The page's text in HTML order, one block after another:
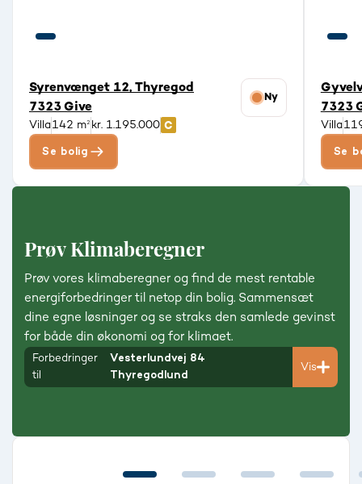
Syrenvænget 12, Thyregod
7323 Give
Ny
Villa142 m² kr. 1.195.000
Se bolig
7323
Villa
Se
Prøv Klimaberegner
Prøv vores klimaberegner og find de mest rentable
energiforbedringer til netop din bolig. Sammensæt
dine egne løsninger og se straks den samlede gevinst
for både din økonomi og for klimaet.
Forbedringer
til
Vesterlundvej 84
Thyregodlund
Vis